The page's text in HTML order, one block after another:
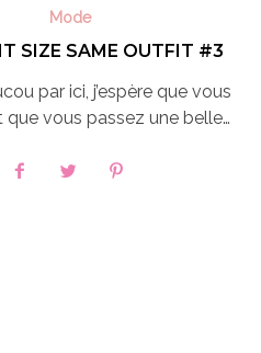
Mode
SIZE SAME OUTFIT #3
par ici, j’espère que vous
que vous passez une belle…